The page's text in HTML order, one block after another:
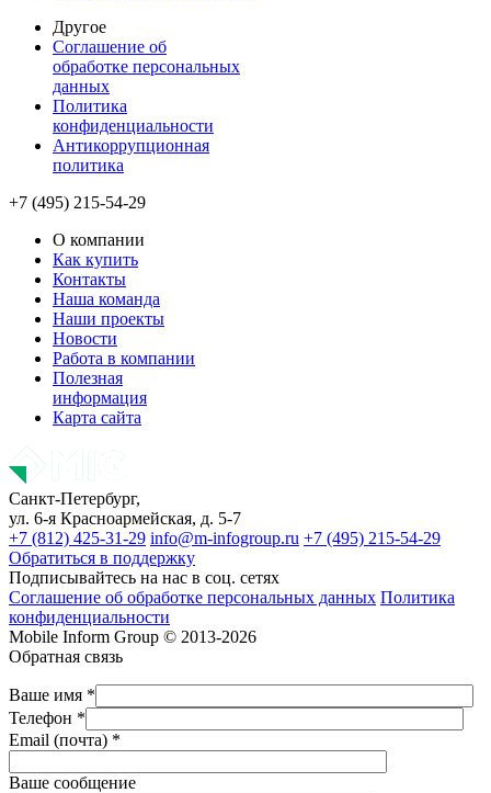
Другое
Соглашение об
обработке персональных
данных
Политика
конфиденциальности
Антикоррупционная
политика
+7 (495) 215-54-29
О компании
Как купить
Контакты
Наша команда
Наши проекты
Новости
Работа в компании
Полезная
информация
Карта сайта
Санкт-Петербург,
ул. 6-я Красноармейская, д. 5-7
+7 (812) 425-31-29 info@m-infogroup.ru +7 (495) 215-54-29
Обратиться в поддержку
Подписывайтесь на нас в соц. сетях
Соглашение об обработке персональных данных Политика
конфиденциальности
Mobile Inform Group © 2013-2026
Обратная связь
Ваше имя *
Телефон *
Email (почта) *
Ваше сообщение